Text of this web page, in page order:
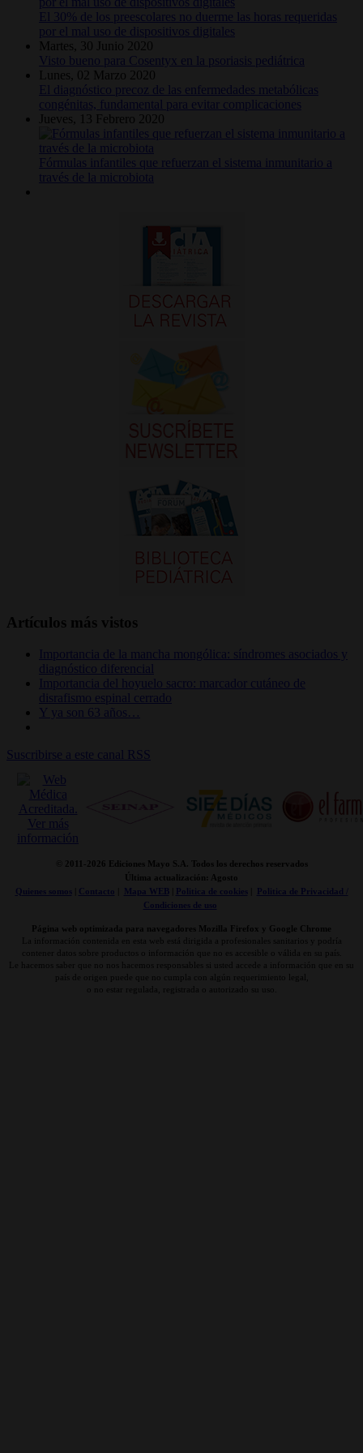
El 30% de los preescolares no duerme las horas requeridas
por el mal uso de dispositivos digitales
Martes, 30 Junio 2020
Visto bueno para Cosentyx en la psoriasis pediátrica
Lunes, 02 Marzo 2020
El diagnóstico precoz de las enfermedades metabólicas
congénitas, fundamental para evitar complicaciones
Jueves, 13 Febrero 2020
Fórmulas infantiles que refuerzan el sistema inmunitario a
través de la microbiota
Artículos más vistos
Importancia de la mancha mongólica: síndromes asociados y
diagnóstico diferencial
Importancia del hoyuelo sacro: marcador cutáneo de
disrafismo espinal cerrado
Y ya son 63 años…
Suscribirse a este canal RSS
© 2011- 2026 Ediciones Mayo S.A. Todos los derechos reservados
Última actualización: Agosto
Quienes somos| Contacto Mapa WEB| Politica de cookies|
Politica de Privacidad /
Condiciones de uso
Página web optimizada para navegadores Mozilla Firefox y Google Chrome
La información contenida en esta web está dirigida a profesionales sanitarios y podría
contener datos sobre productos o información que no es accesible o válida en su país.
Le hacemos saber que no nos hacemos responsables si usted accede a información que en su
país de origen puede que no cumpla con algún requerimiento legal,
o no estar regulada, registrada o autorizado su uso.